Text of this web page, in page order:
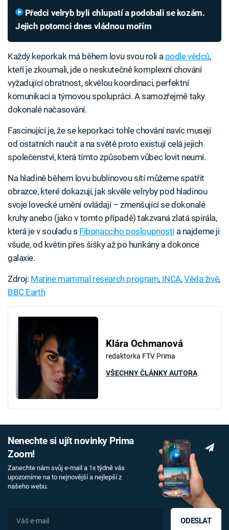
Jejich potomci dnes vládnou mořím
Každý keporkak má během lovu svou roli a podle vědců,
kteří je zkoumali, jde o neskutečně komplexní chování
vyžadující obratnost, skvělou koordinaci, perfektní
komunikaci a týmovou spolupráci. A samozřejmě taky
dokonalé načasování.
Fascinující je, že se keporkaci tohle chování navíc musejí
od ostatních naučit a na světě proto existují celá jejich
společenství, která tímto způsobem vůbec lovit neumí.
Na hladině během lovu bublinovou sítí můžeme spatřit
obrazce, které dokazují, jak skvěle velryby pod hladinou
svoje lovecké umění ovládají – zmenšující se dokonalé
kruhy anebo (jako v tomto případě) takzvaná zlatá spirála,
která je v souladu s Fibonacciho posloupnostía najdeme ji
všude, od květin přes šišky až po hurikány a dokonce
galaxie.
Zdroj: Marine mammal research program,INCA,Věda živě,
BBC Earth
Klára Ochmanová
redaktorka FTV Prima
VŠECHNY ČLÁNKY AUTORA
Nenechte si ujít novinky Prima
Zoom!
Zanechte nám svůj e-mail a 1x týdně vás
upozorníme na to nejnovější a nejlepší z
našeho webu.
ODESLAT